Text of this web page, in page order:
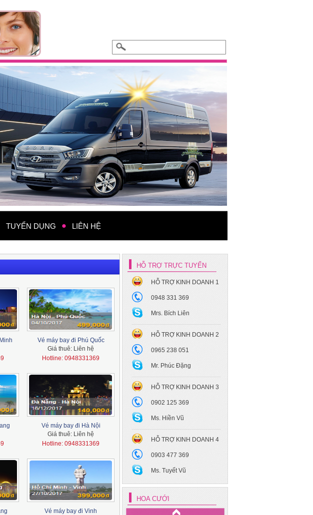
TUYỂN DỤNG LIÊN HỆ
Vé máy bay đi Phú Quốc
Giá thuê: Liên hệ
Hotline: 0948331369
Vé máy bay đi Hà Nội
Giá thuê: Liên hệ
Hotline: 0948331369
Vé máy bay đi Vinh
HỖ TRỢ TRỰC TUYẾN
HỖ TRỢ KINH DOANH 1
0948 331 369
Mrs. Bích Liên
HỖ TRỢ KINH DOANH 2
0965 238 051
Mr. Phúc Đặng
HỖ TRỢ KINH DOANH 3
0902 125 369
Ms. Hiền Vũ
HỖ TRỢ KINH DOANH 4
0903 477 369
Ms. Tuyết Vũ
HOA CƯỚI
Xe hoa cưới - BMW 325i
Xe hoa cưới Mec S450
Xe hoa cưới - Toyota Camry
Xe hoa cưới - Mec S400